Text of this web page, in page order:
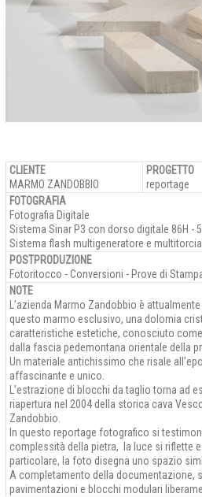
CLIENTE
MARMO ZANDOBBIO
PROGETTO
reportage
FOTOGRAFIA
Fotografia Digitale
Sistema Sinar P3 con dorso digitale 86H -
Sistema flash multigeneratore e
POSTPRODUZIONE
Fotoritocco - Conversioni - Prove di
NOTE
L’azienda Marmo Zandobbio è
questo marmo esclusivo, una dolomia
caratteristiche estetiche, conosciuto
dalla fascia pedemontana orientale della
Un materiale antichissimo che risale
affascinante e unico.
L’estrazione di blocchi da taglio torna ad
riapertura nel 2004 della storica cava
Zandobbio.
In questo reportage fotografico si
complessità della pietra, la luce si riflette e
particolare, la foto disegna uno spazio
A completamento della documentazione,
pavimentazioni e blocchi modulari